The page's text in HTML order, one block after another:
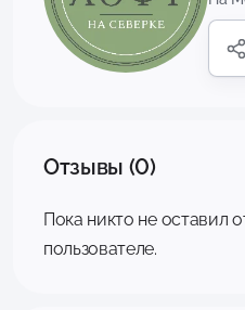
Отзывы (0)
Пока никто не оставил
пользователе.